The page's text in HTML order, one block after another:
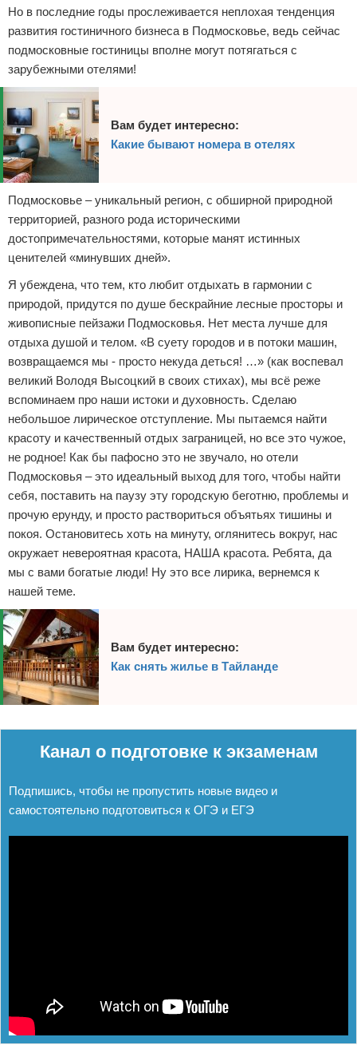
Но в последние годы прослеживается неплохая тенденция
развития гостиничного бизнеса в Подмосковье, ведь сейчас
подмосковные гостиницы вполне могут потягаться с
зарубежными отелями!
Вам будет интересно:
Какие бывают номера в отелях
Подмосковье – уникальный регион, с обширной природной
территорией, разного рода историческими
достопримечательностями, которые манят истинных
ценителей «минувших дней».
Я убеждена, что тем, кто любит отдыхать в гармонии с
природой, придутся по душе бескрайние лесные просторы и
живописные пейзажи Подмосковья. Нет места лучше для
отдыха душой и телом. «В суету городов и в потоки машин,
возвращаемся мы - просто некуда деться! …» (как воспевал
великий Володя Высоцкий в своих стихах), мы всё реже
вспоминаем про наши истоки и духовность. Сделаю
небольшое лирическое отступление. Мы пытаемся найти
красоту и качественный отдых заграницей, но все это чужое,
не родное! Как бы пафосно это не звучало, но отели
Подмосковья – это идеальный выход для того, чтобы найти
себя, поставить на паузу эту городскую беготню, проблемы и
прочую ерунду, и просто раствориться объятьях тишины и
покоя. Остановитесь хоть на минуту, оглянитесь вокруг, нас
окружает невероятная красота, НАША красота. Ребята, да
мы с вами богатые люди! Ну это все лирика, вернемся к
нашей теме.
Вам будет интересно:
Как снять жилье в Тайланде
Канал о подготовке к экзаменам
Подпишись, чтобы не пропустить новые видео и
самостоятельно подготовиться к ОГЭ и ЕГЭ